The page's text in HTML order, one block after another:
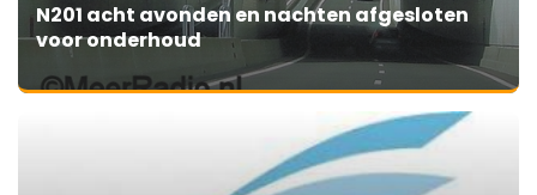
N201 acht avonden en nachten afgesloten
voor onderhoud